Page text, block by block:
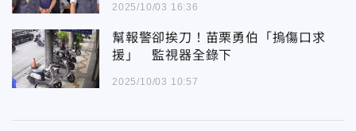
2025/10/03 16:36
幫報警卻挨刀！苗栗勇伯「摀傷口求
援」 監視器全錄下
2025/10/03 10:57